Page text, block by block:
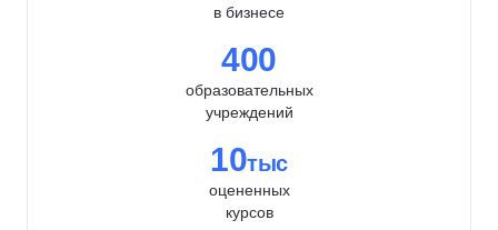
в бизнесе
400
образовательных
учреждений
10тыс
оцененных
курсов